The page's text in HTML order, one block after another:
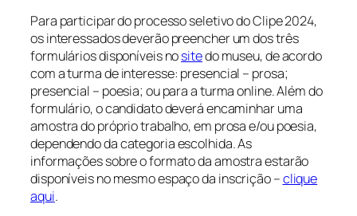
Para participar do processo seletivo do Clipe 2024,
os interessados deverão preencher um dos três
formulários disponíveis nositedo museu, de acordo
com a turma de interesse: presencial – prosa;
presencial – poesia; ou para a turma online. Além do
formulário, o candidato deverá encaminhar uma
amostra do próprio trabalho, em prosa e/ou poesia,
dependendo da categoria escolhida. As
informações sobre o formato da amostra estarão
disponíveis no mesmo espaço da inscrição –clique
aqui.